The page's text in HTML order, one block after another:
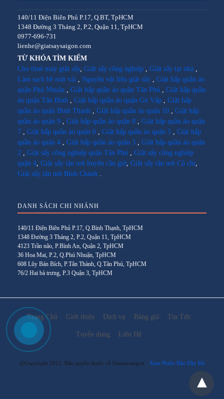
140/11 Điện Biên Phủ P.17, Q.BT, TpHCM
1348 Đường 3 Tháng 2, P.2, Quận 11, TpHCM
0977-696-731
lienhe@giatsaysaigon.com
TỪ KHÓA TÌM KIẾM
Cho thuê máy giặt sấy, Giặt sấy công nghiệp Giặt sấy tại nhà
Làm sạch bề mặt vải
Nguyên vật liệu giặt sấy
Giặt hấp quần áo
quận Phú Nhuận
Giặt hấp quần áo quận Tân Phú
Giặt hấp quần
áo quận Tân Bình
Giặt hấp quần áo quận Gò Vấp
Giặt hấp
quần áo quận Bình Thạnh
Giặt hấp quần áo quận 10
Giặt hấp
quần áo quận 9
Giặt hấp quần áo quận 8
Giặt hấp quần áo quận
7
Giặt hấp quần áo quận 6 Giặt hấp quần áo quận 5
Giặt hấp
quần áo quận 4
Giặt hấp quần áo quận 3
Giặt hấp quần áo quận
2
Giặt sấy công nghiệp quận Tân Phú
Giặt sấy công nghiệp
quận 4 Giặt sấy tận nơi huyện cần giờ, Giặt sấy tận nơi Củ chi
Giặt sấy tận nơi Bình Chánh
DANH SÁCH CHI NHÁNH
140/11 Điện Biên Phủ P.17, Q.Bình Thạnh, TpHCM
1348 Đường 3 Tháng 2, P.2, Quận 11, TpHCM
4123 Trần não, P.Bình An, Quận 2, TpHCM
36 Hoa Mai, P.2, Q.Phú Nhuận, TpHCM
608 Lũy Bán Bích, P.Tân Thành, Q.Tân Phú, TpHCM
76/2 Hai bà trưng, P.3 Quận 3, TpHCM
Trang Chủ Giới thiệu Dịch vụ Bảng giá Tin Tức
Tuyển dụng Liên Hệ
@Copyright 2012. Bản quyền thuộc về Giatsaysaigon Xem Phiên Bản Đầy Đủ